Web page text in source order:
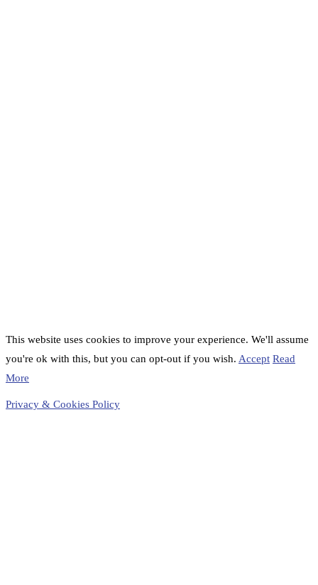
This website uses cookies to improve your experience. We'll assume
you're ok with this, but you can opt-out if you wish. Accept Read
More
Privacy & Cookies Policy